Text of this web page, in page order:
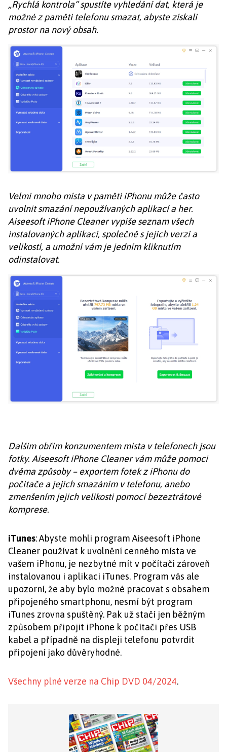
„Rychlá kontrola“ spustíte vyhledání dat, která je
možné z paměti telefonu smazat, abyste získali
prostor na nový obsah.
Velmi mnoho místa v paměti iPhonu může často
uvolnit smazání nepoužívaných aplikací a her.
Aiseesoft iPhone Cleaner vypíše seznam všech
instalovaných aplikací, společně s jejich verzí a
velikostí, a umožní vám je jedním kliknutím
odinstalovat.
Dalším obřím konzumentem místa v telefonech jsou
fotky. Aiseesoft iPhone Cleaner vám může pomoci
dvěma způsoby – exportem fotek z iPhonu do
počítače a jejich smazáním v telefonu, anebo
zmenšením jejich velikosti pomocí bezeztrátové
komprese.
iTunes: Abyste mohli program Aiseesoft iPhone
Cleaner používat k uvolnění cenného místa ve
vašem iPhonu, je nezbytné mít v počítači zároveň
instalovanou i aplikaci iTunes. Program vás ale
upozorní, že aby bylo možné pracovat s obsahem
připojeného smartphonu, nesmí být program
iTunes zrovna spuštěný. Pak už stačí jen běžným
způsobem připojit iPhone k počítači přes USB
kabel a případně na displeji telefonu potvrdit
připojení jako důvěryhodné.
Všechny plné verze na Chip DVD 04/2024.